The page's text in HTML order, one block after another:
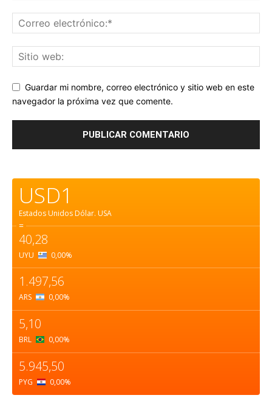
Guardar mi nombre, correo electrónico y sitio web en este
navegador la próxima vez que comente.
USD1
Estados Unidos Dólar. USA
=
40,28
UYU 0,00%
1.497,56
ARS 0,00%
5,10
BRL 0,00%
5.945,50
PYG 0,00%